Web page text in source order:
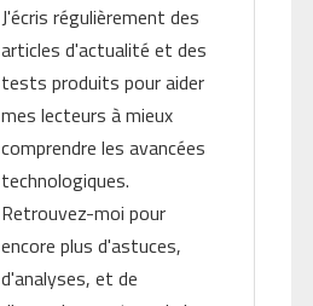
J'écris régulièrement des
articles d'actualité et des
tests produits pour aider
mes lecteurs à mieux
comprendre les avancées
technologiques.
Retrouvez-moi pour
encore plus d'astuces,
d'analyses, et de